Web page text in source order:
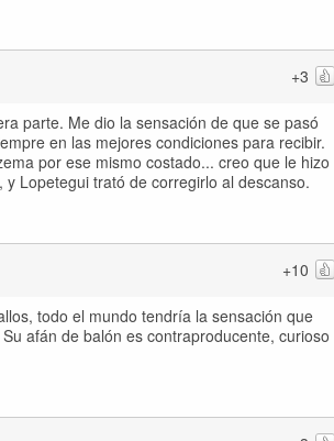
+3
parte. Me dio la sensación de que se pasó
en las mejores condiciones para recibir.
por ese mismo costado... creo que le hizo
Lopetegui trató de corregirlo al descanso.
+10
todo el mundo tendría la sensación que
afán de balón es contraproducente, curioso